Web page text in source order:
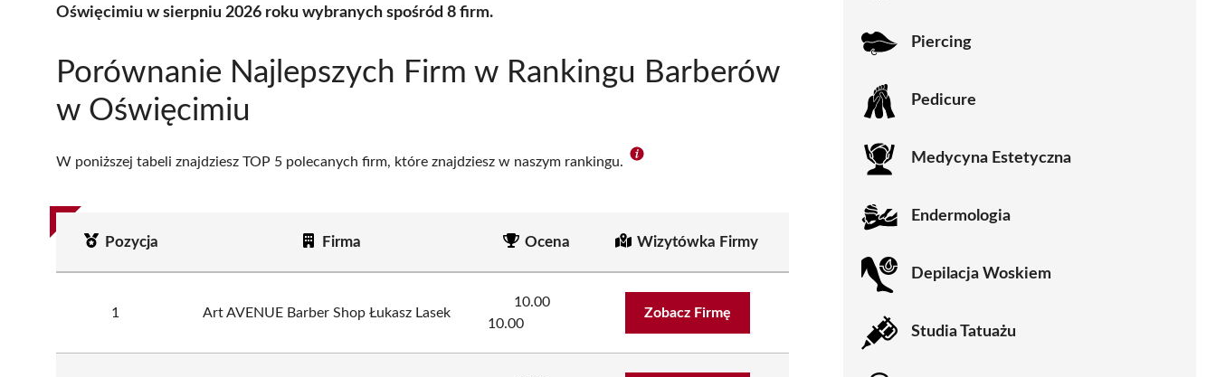
Oświęcimiu w sierpniu 2026 roku wybranych spośród 8 firm.
Porównanie Najlepszych Firm w Rankingu Barberów
w Oświęcimiu
W poniższej tabeli znajdziesz TOP 5 polecanych firm, które znajdziesz w naszym rankingu.
Pozycja Firma Ocena Wizytówka Firmy
1 Art AVENUE Barber Shop Łukasz Lasek
10.00
10.00
Zobacz Firmę
Piercing
Pedicure
Medycyna Estetyczna
Endermologia
Depilacja Woskiem
Studia Tatuażu